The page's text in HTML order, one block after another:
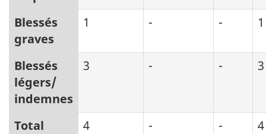
Blessés
graves
1 - - 1
Blessés
légers/
indemnes
3 - - 3
Total 4 - - 4